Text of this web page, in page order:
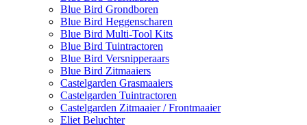
Blue Bird Grondboren
Blue Bird Heggenscharen
Blue Bird Multi-Tool Kits
Blue Bird Tuintractoren
Blue Bird Versnipperaars
Blue Bird Zitmaaiers
Castelgarden Grasmaaiers
Castelgarden Tuintractoren
Castelgarden Zitmaaier / Frontmaaier
Eliet Beluchter